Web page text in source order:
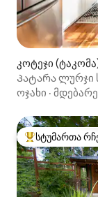
კოტეჯი
Პატარა ლურჯი
ოჯახი ·
სტუმართა
სტუმართა